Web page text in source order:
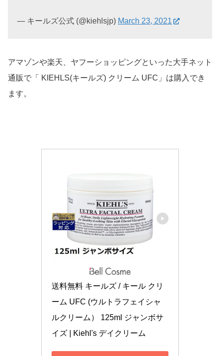
— キールズ公式 (@kiehlsjp) March 23, 2021
アマゾンや楽天、ヤフーショッピングといった大手ネット
通販で「 KIEHLS(キールズ) クリーム UFC」は購入でき
ます。
送料無料 キールズ / キール クリ
ーム UFC (ウルトラフェイシャ
ルクリーム） 125ml ジャンボサ
イズ | Kiehl's デイクリーム